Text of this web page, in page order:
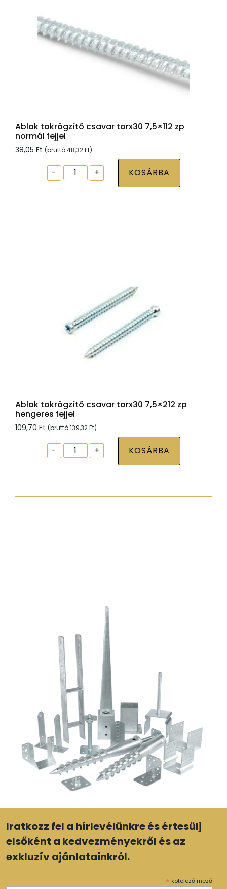
Ablak tokrögzítõ csavar torx30 7,5×112 zp
normál fejjel
38,05 Ft (bruttó48,32Ft)
-
Ablak
tokrögzítõ
7,5x112
+ KOSÁRBA
Ablak tokrögzítõ csavar torx30 7,5×212 zp
hengeres fejjel
109,70 Ft (bruttó139,32Ft)
-
Ablak
tokrögzítõ
7,5x212
+ KOSÁRBA
Iratkozz fel a hírlevélünkre és értesülj
elsőként a kedvezményekről és az
exkluzív ajánlatainkról.
* kötelező mező